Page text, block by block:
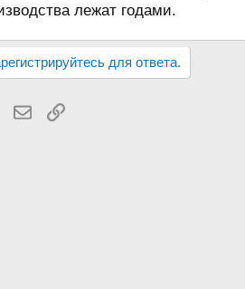
лежат годами.
для ответа.
Электронная почта
Ссылка